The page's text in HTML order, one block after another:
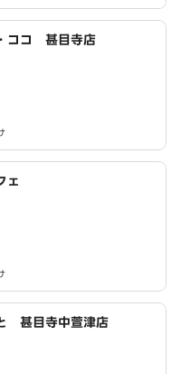
ココ 甚目寺店
ェ
甚目寺中萱津店